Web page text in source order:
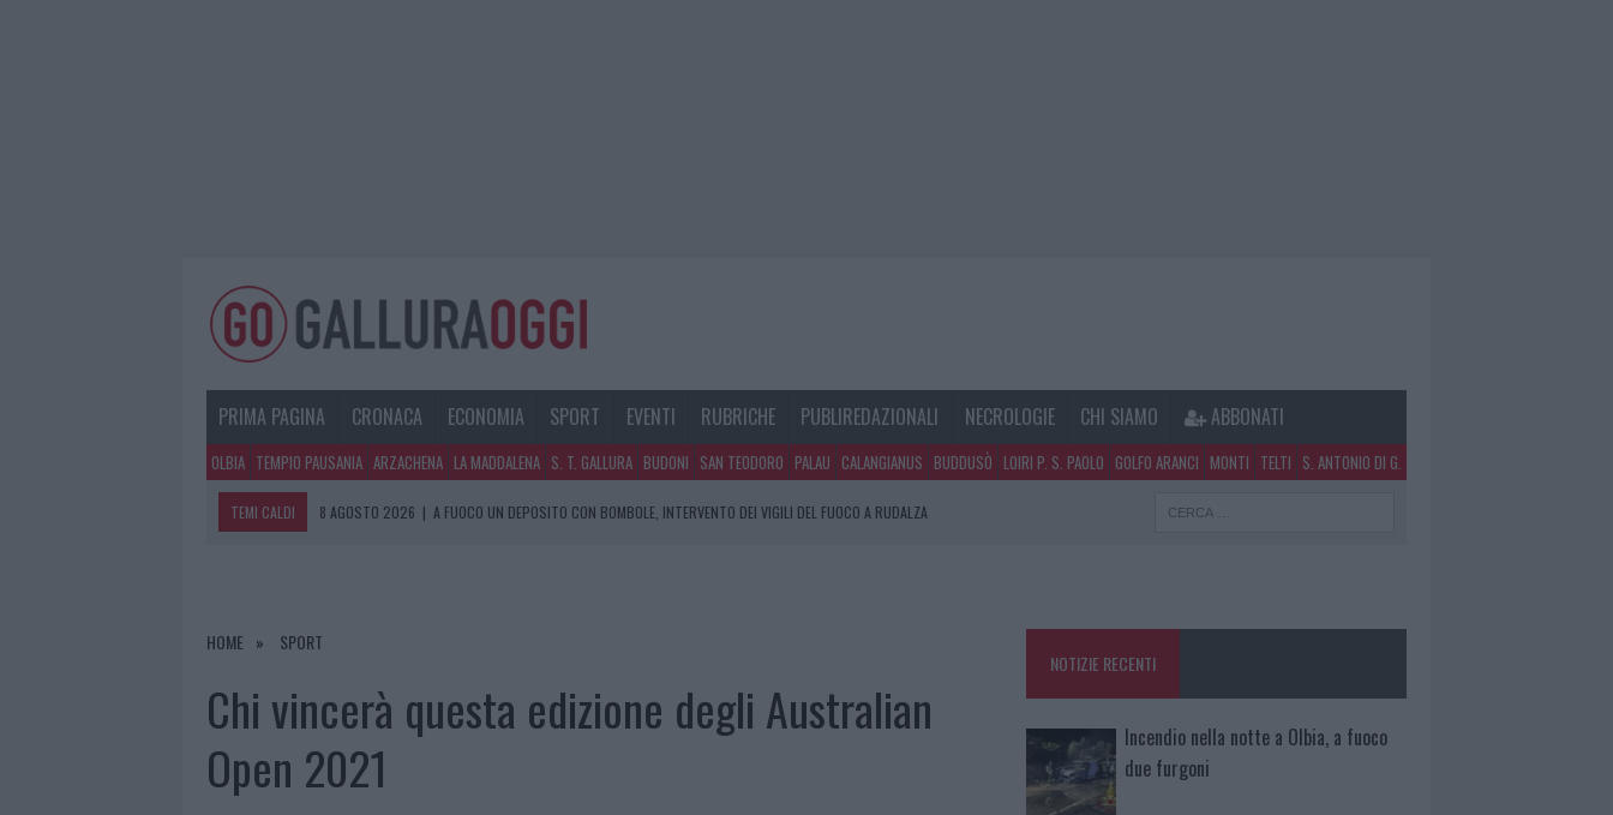
PRIMA PAGINA CRONACA ECONOMIA SPORT EVENTI RUBRICHE PUBLIREDAZIONALI NECROLOGIE CHI SIAMO ABBONATI
OLBIA TEMPIO PAUSANIA ARZACHENA LA MADDALENA S. T. GALLURA BUDONI SAN TEODORO PALAU CALANGIANUS BUDDUSÒ LOIRI P. S. PAOLO GOLFO ARANCI MONTI TELTI S. ANTONIO DI G.
TEMI CALDI 8 AGOSTO 2026 | A FUOCO UN DEPOSITO CON BOMBOLE, INTERVENTO DEI VIGILI DEL FUOCO A RUDALZA
7 AGOSTO 2026
HOME SPORT
Chi vincerà questa edizione degli Australian
Open 2021
NOTIZIE RECENTI
Incendio nella notte a Olbia, a fuoco
due furgoni